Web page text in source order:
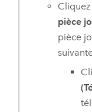
pièce
pièce